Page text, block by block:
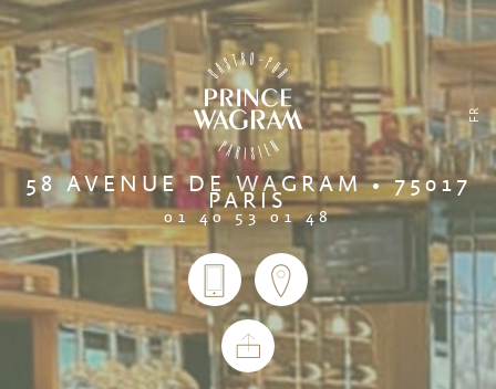
FR
58 AVENUE DE WAGRAM • 75017
PARIS
01 40 53 01 48